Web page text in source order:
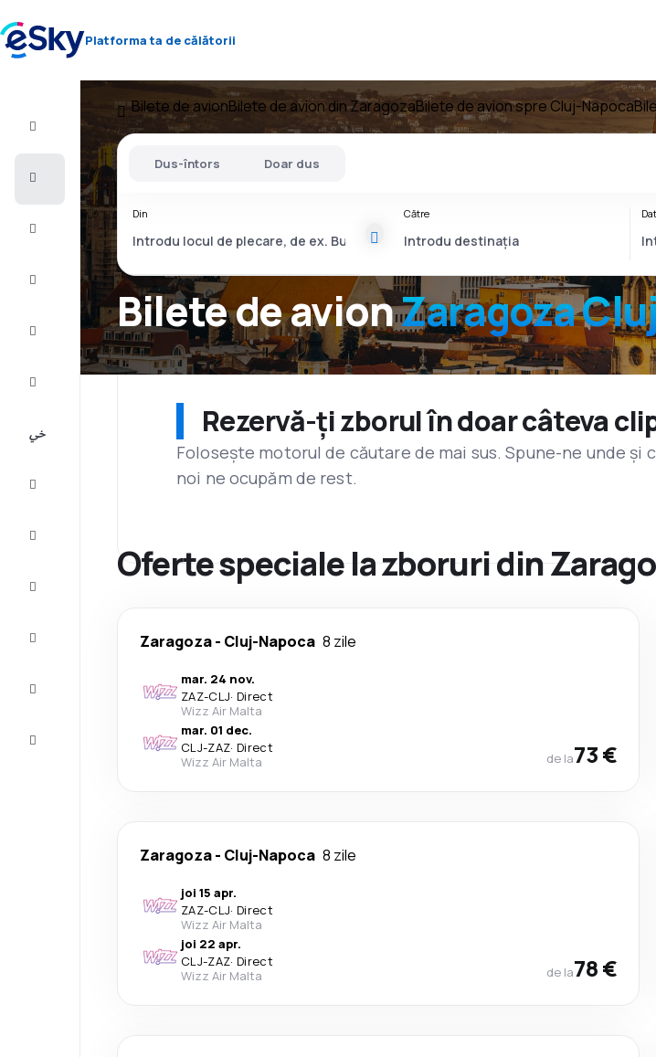
Platforma ta de călătorii
Zbor+Hotel
Bilete de avionBilete de avion din ZaragozaBilete de avion spre Cluj-Napoca
Bilete de avionZaragoza
Dus-întors Doar dus
Din Către
Rezervă-ți zborul în doar câteva
Folosește motorul de căutare de mai sus. Spune-ne unde și
noi ne ocupăm de rest.
Oferte speciale la zboruri din
Zaragoza- Cluj-Napoca 8 zile
mar. 24 nov.
ZAZ-CLJ· Direct
Wizz Air Malta
mar. 01 dec.
CLJ-ZAZ· Direct
Wizz Air Malta
de la73 €
Zaragoza- Cluj-Napoca 8 zile
joi 15 apr.
ZAZ-CLJ· Direct
Wizz Air Malta
joi 22 apr.
CLJ-ZAZ· Direct
Wizz Air Malta
de la78 €